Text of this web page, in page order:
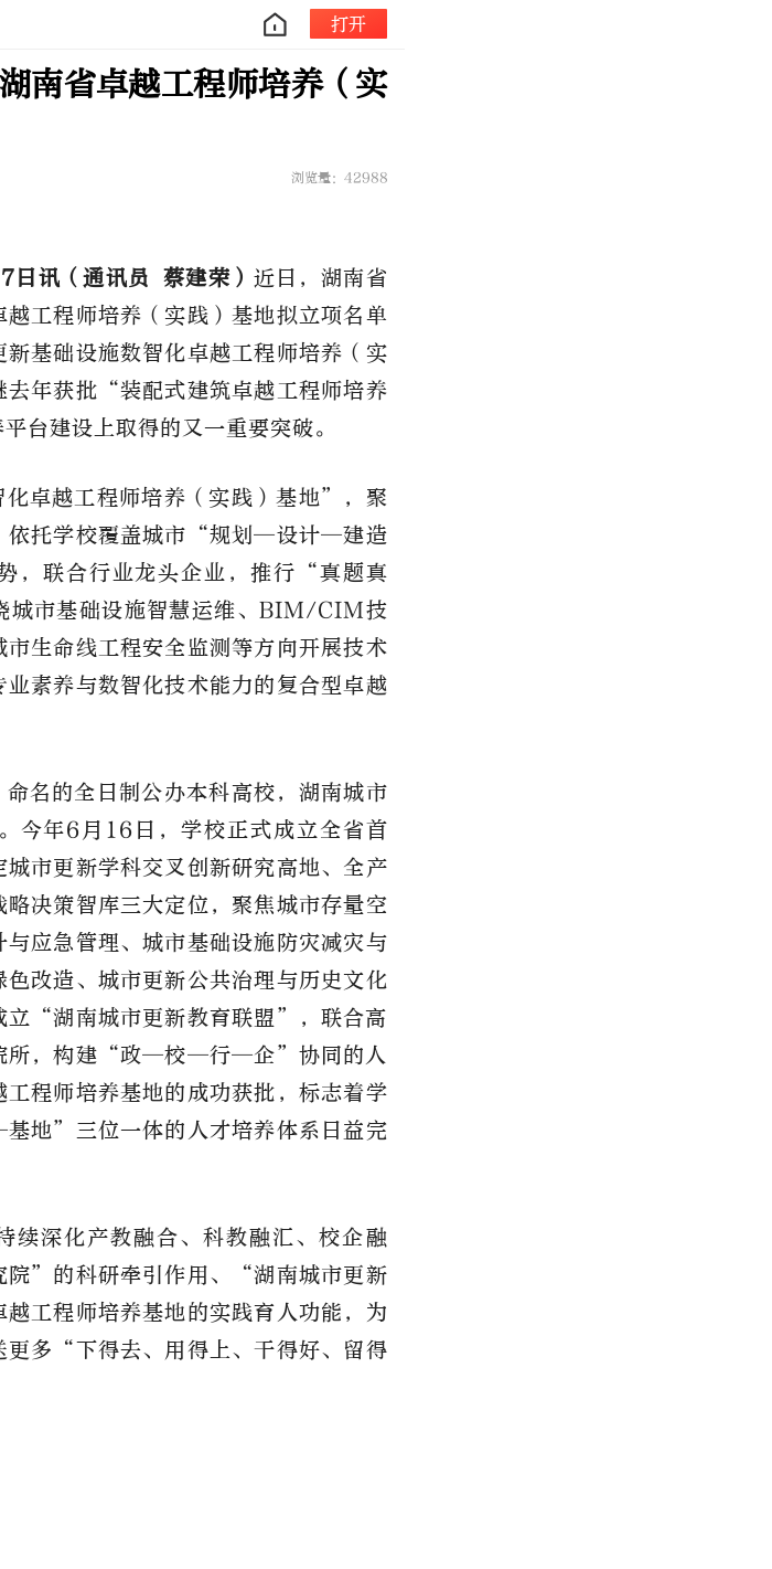
打开
南省卓越工程师培养（实
浏览量：42988
日讯（通讯员 蔡建荣） 近日，湖南省
工程师培养（实践）基地拟立项名单
新基础设施数智化卓越工程师培养（实
去年获批 “装配式建筑卓越工程师培养
台建设上取得的又一重要突破。
卓越工程师培养（实践）基地”， 聚
托学校覆盖城市 “规划—设计—建造
联合行业龙头企业，推行“真题真
城市基础设施智慧运维、BIM/CIM技
生命线工程安全监测等方向开展技术
素养与数智化技术能力的复合型卓越
名的全日制公办本科高校，湖南城市
今年6月16日，学校正式成立全省首
市更新学科交叉创新研究高地、全产
决策智库三大定位，聚焦城市存量空
应急管理、城市基础设施防灾减灾与
改造、城市更新公共治理与历史文化
立“湖南城市更新教育联盟”，联合高
所，构建“政—校—行—企”协同的人
程师培养基地的成功获批，标志着学
地”三位一体的人才培养体系日益完
续深化产教融合、科教融汇、校企融
院”的科研牵引作用、“湖南城市更新
工程师培养基地的实践育人功能，为
更多“下得去、用得上、干得好、留得